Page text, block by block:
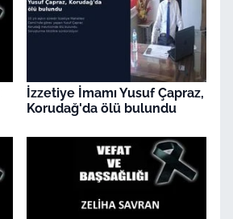
İzzetiye İmamı Yusuf Çapraz,
Korudağ'da ölü bulundu